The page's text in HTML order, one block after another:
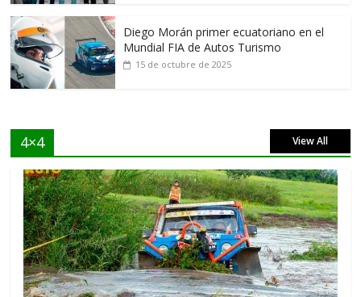
Diego Morán primer ecuatoriano en el
Mundial FIA de Autos Turismo
15 de octubre de 2025
4×4 View All